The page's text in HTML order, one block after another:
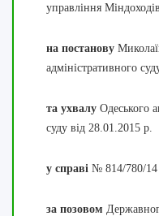
управління
на постанову
адміністративного
та ухвалу Одеського
суду від 28.01.2015 р.
у справі № 814/780/14
за позовом